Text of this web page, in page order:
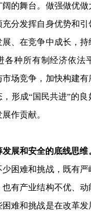
的舞台。做强做优做
分发挥自身优势和引
、在竞争中成长，持
各种所有制经济依法
场竞争，加快构建
形成“国民共进”的
作贡献。
展和安全的底线思维
少困难和挑战，既有
有产业结构不优、
困难和挑战是在改革